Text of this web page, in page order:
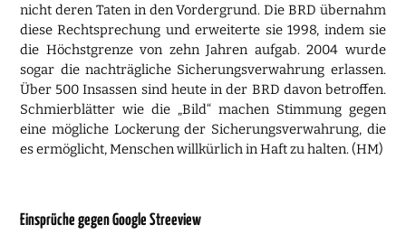
nicht deren Taten in den Vordergrund. Die BRD übernahm
diese Rechtsprechung und erweiterte sie 1998, indem sie
die Höchstgrenze von zehn Jahren aufgab. 2004 wurde
sogar die nachträgliche Sicherungsverwahrung erlassen.
Über 500 Insassen sind heute in der BRD davon betroffen.
Schmierblätter wie die „Bild“ machen Stimmung gegen
eine mögliche Lockerung der Sicherungsverwahrung, die
es ermöglicht, Menschen willkürlich in Haft zu halten. (HM)
Einsprüche gegen Google Streeview